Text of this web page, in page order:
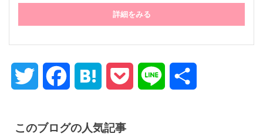
詳細をみる
Twitter FacebookHatena Pocket Line
このブログの人気記事